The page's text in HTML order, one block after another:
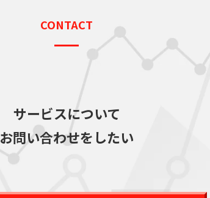
CONTACT
サービスについて
お問い合わせをしたい